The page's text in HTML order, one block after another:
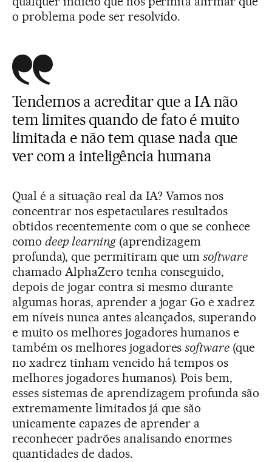
o problema pode ser resolvido.
Tendemos a acreditar que a IA não
tem limites quando de fato é muito
limitada e não tem quase nada que
ver com a inteligência humana
Qual é a situação real da IA? Vamos nos
concentrar nos espetaculares resultados
obtidos recentemente com o que se conhece
como deep learning(aprendizagem
profunda), que permitiram que umsoftware
chamado AlphaZero tenha conseguido,
depois de jogar contra si mesmo durante
algumas horas, aprender a jogar Go e xadrez
em níveis nunca antes alcançados, superando
e muito os melhores jogadores humanos e
também os melhores jogadoressoftware (que
no xadrez tinham vencido há tempos os
melhores jogadores humanos). Pois bem,
esses sistemas de aprendizagem profunda são
extremamente limitados já que são
unicamente capazes de aprender a
reconhecer padrões analisando enormes
quantidades de dados.